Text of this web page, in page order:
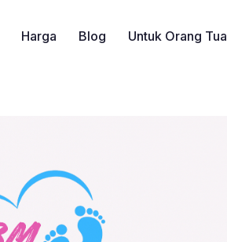
Harga Blog Untuk Orang Tua